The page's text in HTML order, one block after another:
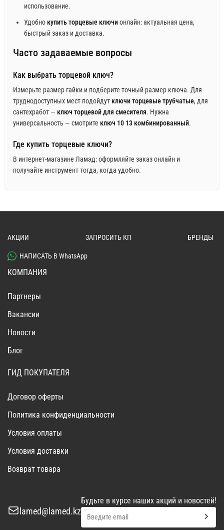
использование.
Удобно купить торцевые ключионлайн: актуальная цена,
быстрый заказ и доставка.
Часто задаваемые вопросы
Как выбрать торцевой ключ?
Измерьте размер гайки и подберите точный размер ключа. Для
труднодоступных мест подойдут ключи торцевые трубчатые, для
сантехработ — ключ торцевой для смесителя. Нужна
универсальность — смотрите ключ 10 13 комбинированный.
Где купить торцевые ключи?
В интернет‑магазине Ламэд: оформляйте заказ онлайн и
получайте инструмент тогда, когда удобно.
АКЦИИ ЗАПРОСИТЬ КП БРЕНДЫ
НАПИСАТЬ В WhatsApp
КОМПАНИЯ
Партнеры
Вакансии
Новости
Блог
ГИД ПОКУПАТЕЛЯ
Договор оферты
Политика конфиденциальности
Условия оплаты
Условия доставки
Возврат товара
lamed@lamed.kz
Будьте в курсе наших акций и новостей!